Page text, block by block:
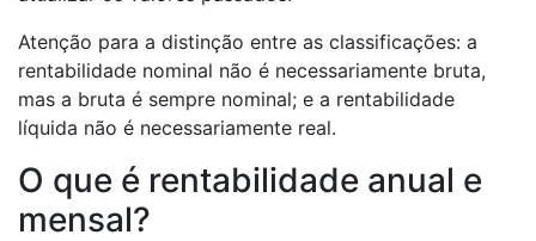
Atenção para a distinção entre as classificações: a
rentabilidade nominal não é necessariamente bruta,
mas a bruta é sempre nominal; e a rentabilidade
líquida não é necessariamente real.
O que é rentabilidade anual e
mensal?